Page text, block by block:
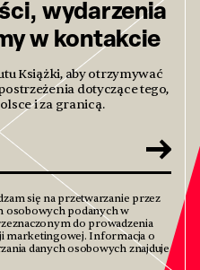
wydarzenia
w kontakcie
Książki, aby otrzymywać
dotyczące tego,
i za granicą.
się na przetwarzanie przez
osobowych podanych w
do prowadzenia
marketingowej. Informacja o
danych osobowych znajduje